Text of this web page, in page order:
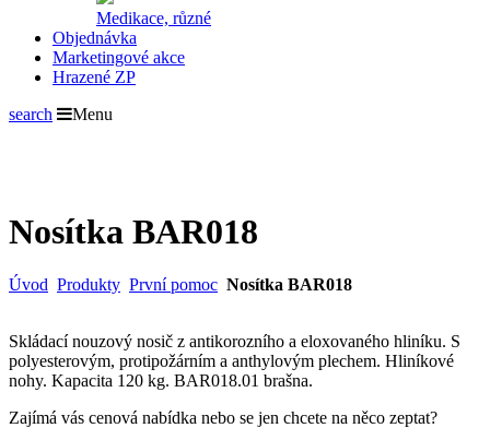
Medikace, různé
Objednávka
Marketingové akce
Hrazené ZP
search
Menu
Nosítka BAR018
Úvod Produkty První pomoc Nosítka BAR018
Skládací nouzový nosič z antikorozního a eloxovaného hliníku. S
polyesterovým, protipožárním a anthylovým plechem. Hliníkové
nohy. Kapacita 120 kg. BAR018.01 brašna.
Zajímá vás cenová nabídka nebo se jen chcete na něco zeptat?